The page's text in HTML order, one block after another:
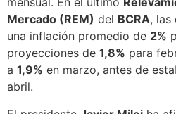
Mercado (REM) del BCRA, las
una inflación promedio de 2%
proyecciones de 1,8% para
a 1,9% en marzo, antes de
abril.